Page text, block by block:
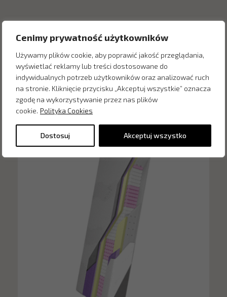
Cenimy prywatność użytkowników
Używamy plików cookie, aby poprawić jakość przeglądania,
wyświetlać reklamy lub treści dostosowane do
indywidualnych potrzeb użytkowników oraz analizować ruch
na stronie. Kliknięcie przycisku „Akceptuj wszystkie” oznacza
zgodę na wykorzystywanie przez nas plików
cookie. Polityka Cookies
Dostosuj Akceptuj wszystko
Inne produkty z kategorii